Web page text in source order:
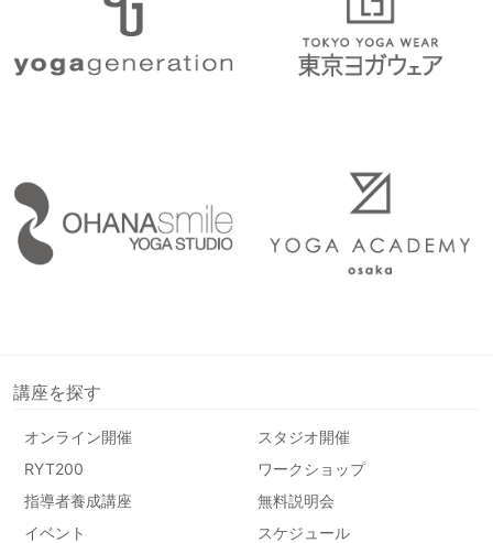
講座を探す
オンライン開催
スタジオ開催
RYT200
ワークショップ
指導者養成講座
無料説明会
イベント
スケジュール